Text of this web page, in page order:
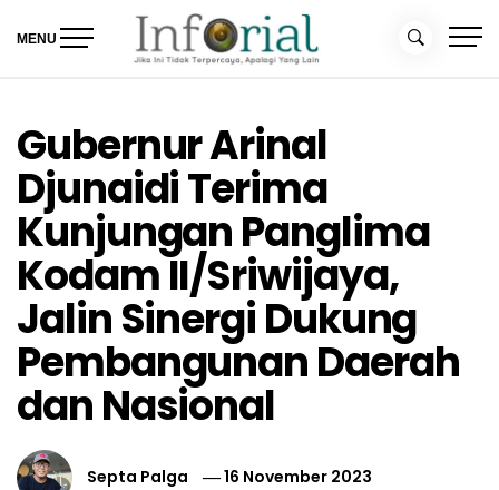
MENU
Gubernur Arinal
Djunaidi Terima
Kunjungan Panglima
Kodam II/Sriwijaya,
Jalin Sinergi Dukung
Pembangunan Daerah
dan Nasional
Septa Palga
16 November 2023